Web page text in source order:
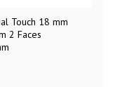
Touch 18 mm
2 Faces